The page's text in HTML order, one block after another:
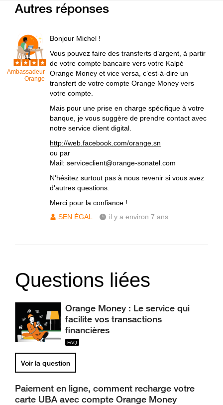
Autres réponses
Ambassadeur
Orange
Bonjour Michel !
Vous pouvez faire des transferts d’argent, à partir
de votre compte bancaire vers votre Kalpé
Orange Money et vice versa, c’est-à-dire un
transfert de votre compte Orange Money vers
votre compte.
Mais pour une prise en charge spécifique à votre
banque, je vous suggère de prendre contact avec
notre service client digital.
http://web.facebook.com/orange.sn
ou par
Mail: serviceclient@orange-sonatel.com
N'hésitez surtout pas à nous revenir si vous avez
d'autres questions.
Merci pour la confiance !
SEN ÉGAL
il y a environ 7 ans
Questions liées
Orange Money : Le service qui
facilite vos transactions
financières
Voir la question
Paiement en ligne, comment recharge votre
carte UBA avec compte Orange Money